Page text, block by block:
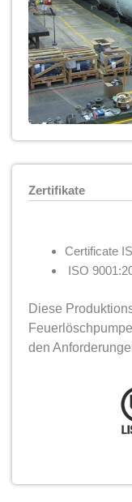
Zertifikate
Certificate
ISO
Diese
den